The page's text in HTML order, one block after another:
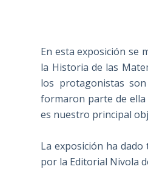
En esta exposición se
la Historia de las
los protagonistas
formaron parte de ella
es nuestro principal
La exposición ha
por la Editorial Nivola